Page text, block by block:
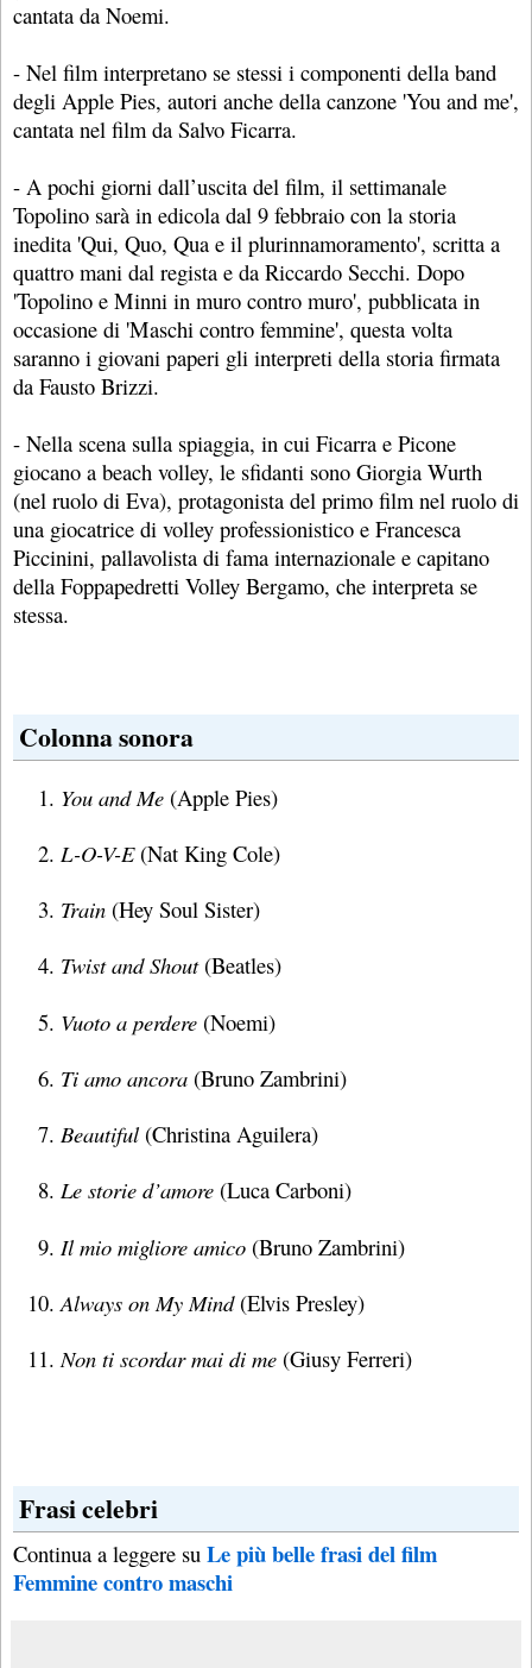
cantata da Noemi.
- Nel film interpretano se stessi i componenti della band
degli Apple Pies, autori anche della canzone 'You and me',
cantata nel film da Salvo Ficarra.
- A pochi giorni dall’uscita del film, il settimanale
Topolino sarà in edicola dal 9 febbraio con la storia
inedita 'Qui, Quo, Qua e il plurinnamoramento', scritta a
quattro mani dal regista e da Riccardo Secchi. Dopo
'Topolino e Minni in muro contro muro', pubblicata in
occasione di 'Maschi contro femmine', questa volta
saranno i giovani paperi gli interpreti della storia firmata
da Fausto Brizzi.
- Nella scena sulla spiaggia, in cui Ficarra e Picone
giocano a beach volley, le sfidanti sono Giorgia Wurth
(nel ruolo di Eva), protagonista del primo film nel ruolo di
una giocatrice di volley professionistico e Francesca
Piccinini, pallavolista di fama internazionale e capitano
della Foppapedretti Volley Bergamo, che interpreta se
stessa.
Colonna sonora
You and Me (Apple Pies)
L-O-V-E(Nat King Cole)
Train (Hey Soul Sister)
Twist and Shout(Beatles)
Vuoto a perdere (Noemi)
Ti amo ancora (Bruno Zambrini)
Beautiful (Christina Aguilera)
Le storie d’amore (Luca Carboni)
Il mio migliore amico (Bruno Zambrini)
Always on My Mind(Elvis Presley)
Non ti scordar mai di me (Giusy Ferreri)
Frasi celebri
Continua a leggere su Le più belle frasi del film
Femmine contro maschi